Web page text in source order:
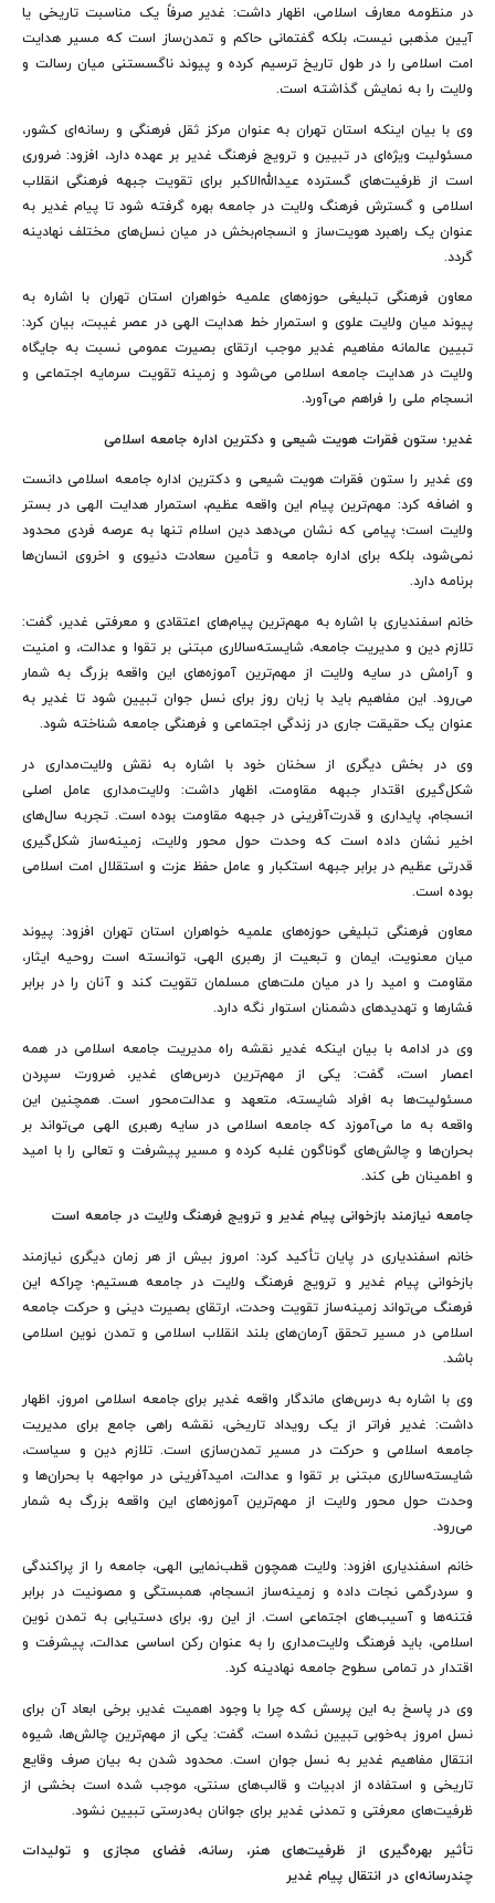
در منظومه معارف اسلامی، اظهار داشت: غدیر صرفاً یک مناسبت تاریخی یا
آیین مذهبی نیست، بلکه گفتمانی حاکم و تمدن‌ساز است که مسیر هدایت
امت اسلامی را در طول تاریخ ترسیم کرده و پیوند ناگسستنی میان رسالت و
ولایت را به نمایش گذاشته است.
وی با بیان اینکه استان تهران به عنوان مرکز ثقل فرهنگی و رسانه‌ای کشور،
مسئولیت ویژه‌ای در تبیین و ترویج فرهنگ غدیر بر عهده دارد، افزود: ضروری
است از ظرفیت‌های گسترده عیدالله‌الاکبر برای تقویت جبهه فرهنگی انقلاب
اسلامی و گسترش فرهنگ ولایت در جامعه بهره گرفته شود تا پیام غدیر به
عنوان یک راهبرد هویت‌ساز و انسجام‌بخش در میان نسل‌های مختلف نهادینه
گردد.
معاون فرهنگی تبلیغی حوزه‌های علمیه خواهران استان تهران با اشاره به
پیوند میان ولایت علوی و استمرار خط هدایت الهی در عصر غیبت، بیان کرد:
تبیین عالمانه مفاهیم غدیر موجب ارتقای بصیرت عمومی نسبت به جایگاه
ولایت در هدایت جامعه اسلامی می‌شود و زمینه تقویت سرمایه اجتماعی و
انسجام ملی را فراهم می‌آورد.
غدیر؛ ستون فقرات هویت شیعی و دکترین اداره جامعه اسلامی
وی غدیر را ستون فقرات هویت شیعی و دکترین اداره جامعه اسلامی دانست
و اضافه کرد: مهم‌ترین پیام این واقعه عظیم، استمرار هدایت الهی در بستر
ولایت است؛ پیامی که نشان می‌دهد دین اسلام تنها به عرصه فردی محدود
نمی‌شود، بلکه برای اداره جامعه و تأمین سعادت دنیوی و اخروی انسان‌ها
برنامه دارد.
خانم اسفندیاری با اشاره به مهم‌ترین پیام‌های اعتقادی و معرفتی غدیر، گفت:
تلازم دین و مدیریت جامعه، شایسته‌سالاری مبتنی بر تقوا و عدالت، و امنیت
و آرامش در سایه ولایت از مهم‌ترین آموزه‌های این واقعه بزرگ به شمار
می‌رود. این مفاهیم باید با زبان روز برای نسل جوان تبیین شود تا غدیر به
عنوان یک حقیقت جاری در زندگی اجتماعی و فرهنگی جامعه شناخته شود.
وی در بخش دیگری از سخنان خود با اشاره به نقش ولایت‌مداری در
شکل‌گیری اقتدار جبهه مقاومت، اظهار داشت: ولایت‌مداری عامل اصلی
انسجام، پایداری و قدرت‌آفرینی در جبهه مقاومت بوده است. تجربه سال‌های
اخیر نشان داده است که وحدت حول محور ولایت، زمینه‌ساز شکل‌گیری
قدرتی عظیم در برابر جبهه استکبار و عامل حفظ عزت و استقلال امت اسلامی
بوده است.
معاون فرهنگی تبلیغی حوزه‌های علمیه خواهران استان تهران افزود: پیوند
میان معنویت، ایمان و تبعیت از رهبری الهی، توانسته است روحیه ایثار،
مقاومت و امید را در میان ملت‌های مسلمان تقویت کند و آنان را در برابر
فشارها و تهدیدهای دشمنان استوار نگه دارد.
وی در ادامه با بیان اینکه غدیر نقشه راه مدیریت جامعه اسلامی در همه
اعصار است، گفت: یکی از مهم‌ترین درس‌های غدیر، ضرورت سپردن
مسئولیت‌ها به افراد شایسته، متعهد و عدالت‌محور است. همچنین این
واقعه به ما می‌آموزد که جامعه اسلامی در سایه رهبری الهی می‌تواند بر
بحران‌ها و چالش‌های گوناگون غلبه کرده و مسیر پیشرفت و تعالی را با امید
و اطمینان طی کند.
جامعه نیازمند بازخوانی پیام غدیر و ترویج فرهنگ ولایت در جامعه است
خانم اسفندیاری در پایان تأکید کرد: امروز بیش از هر زمان دیگری نیازمند
بازخوانی پیام غدیر و ترویج فرهنگ ولایت در جامعه هستیم؛ چراکه این
فرهنگ می‌تواند زمینه‌ساز تقویت وحدت، ارتقای بصیرت دینی و حرکت جامعه
اسلامی در مسیر تحقق آرمان‌های بلند انقلاب اسلامی و تمدن نوین اسلامی
باشد.
وی با اشاره به درس‌های ماندگار واقعه غدیر برای جامعه اسلامی امروز، اظهار
داشت: غدیر فراتر از یک رویداد تاریخی، نقشه راهی جامع برای مدیریت
جامعه اسلامی و حرکت در مسیر تمدن‌سازی است. تلازم دین و سیاست،
شایسته‌سالاری مبتنی بر تقوا و عدالت، امیدآفرینی در مواجهه با بحران‌ها و
وحدت حول محور ولایت از مهم‌ترین آموزه‌های این واقعه بزرگ به شمار
می‌رود.
خانم اسفندیاری افزود: ولایت همچون قطب‌نمایی الهی، جامعه را از پراکندگی
و سردرگمی نجات داده و زمینه‌ساز انسجام، همبستگی و مصونیت در برابر
فتنه‌ها و آسیب‌های اجتماعی است. از این رو، برای دستیابی به تمدن نوین
اسلامی، باید فرهنگ ولایت‌مداری را به عنوان رکن اساسی عدالت، پیشرفت و
اقتدار در تمامی سطوح جامعه نهادینه کرد.
وی در پاسخ به این پرسش که چرا با وجود اهمیت غدیر، برخی ابعاد آن برای
نسل امروز به‌خوبی تبیین نشده است، گفت: یکی از مهم‌ترین چالش‌ها، شیوه
انتقال مفاهیم غدیر به نسل جوان است. محدود شدن به بیان صرف وقایع
تاریخی و استفاده از ادبیات و قالب‌های سنتی، موجب شده است بخشی از
ظرفیت‌های معرفتی و تمدنی غدیر برای جوانان به‌درستی تبیین نشود.
تأثیر بهره‌گیری از ظرفیت‌های هنر، رسانه، فضای مجازی و تولیدات
چندرسانه‌ای در انتقال پیام غدیر